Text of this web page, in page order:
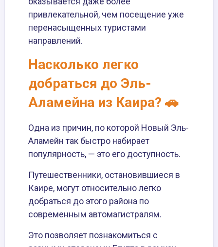
привлекательной, чем посещение уже
перенасыщенных туристами
направлений.
Насколько легко
добраться до Эль-
Аламейна из Каира? 🚗
Одна из причин, по которой Новый Эль-
Аламейн так быстро набирает
популярность, — это его доступность.
Путешественники, остановившиеся в
Каире, могут относительно легко
добраться до этого района по
современным автомагистралям.
Это позволяет познакомиться с